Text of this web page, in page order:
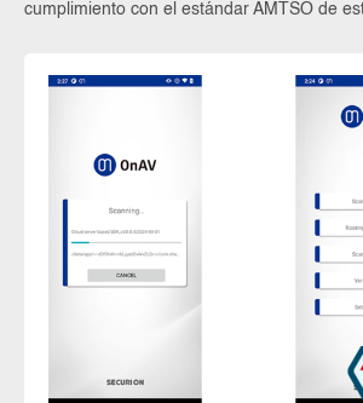
cumplimiento con el estándar AMTSO de